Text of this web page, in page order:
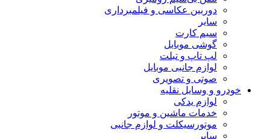
دوربین عکاسی و فیلمبرداری
سایر
سیم کارت
گوشی موبایل
لپ تاپ و تبلت
لوازم جانبی موبایل
صوتی و تصویری
خودرو و وسایل نقلیه
لوازم یدکی
خدمات ماشین و موتور
موتورسیکلت و لوازم جانبی
سایر